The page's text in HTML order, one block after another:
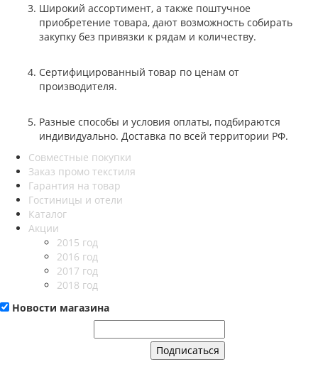
Широкий ассортимент, а также поштучное
приобретение товара, дают возможность собирать
закупку без привязки к рядам и количеству.
Сертифицированный товар по ценам от
производителя.
Разные способы и условия оплаты, подбираются
индивидуально. Доставка по всей территории РФ.
Совместные покупки
Заказ промо текстиля
Гарантия на товар
Гостиницы и отели
Каталог
Акции
2015 год
2016 год
2017 год
2018 год
Новости магазина